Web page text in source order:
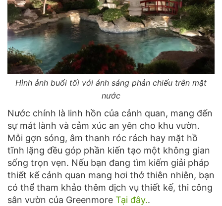
Hình ảnh buổi tối với ánh sáng phản chiếu trên mặt
nước
Nước chính là linh hồn của cảnh quan, mang đến
sự mát lành và cảm xúc an yên cho khu vườn.
Mỗi gợn sóng, âm thanh róc rách hay mặt hồ
tĩnh lặng đều góp phần kiến tạo một không gian
sống trọn vẹn. Nếu bạn đang tìm kiếm giải pháp
thiết kế cảnh quan mang hơi thở thiên nhiên, bạn
có thể tham khảo thêm dịch vụ thiết kế, thi công
sân vườn của Greenmore Tại đây..